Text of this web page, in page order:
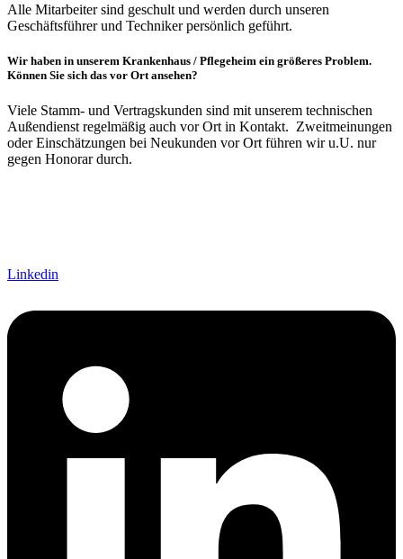
Alle Mitarbeiter sind geschult und werden durch unseren
Geschäftsführer und Techniker persönlich geführt.
Wir haben in unserem Krankenhaus / Pflegeheim ein größeres Problem.
Können Sie sich das vor Ort ansehen?
Viele Stamm- und Vertragskunden sind mit unserem technischen
Außendienst regelmäßig auch vor Ort in Kontakt. Zweitmeinungen
oder Einschätzungen bei Neukunden vor Ort führen wir u.U. nur
gegen Honorar durch.
Linkedin